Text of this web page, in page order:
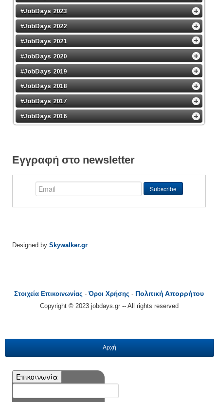
#JobDays 2023
#JobDays 2022
#JobDays 2021
#JobDays 2020
#JobDays 2019
#JobDays 2018
#JobDays 2017
#JobDays 2016
Εγγραφή στο newsletter
Designed by Skywalker.gr
Στοιχεία Επικοινωνίας -Όροι Χρήσης - Πολιτική Απορρήτου
Copyright © 2023 jobdays.gr -- All rights reserved
Αρχή